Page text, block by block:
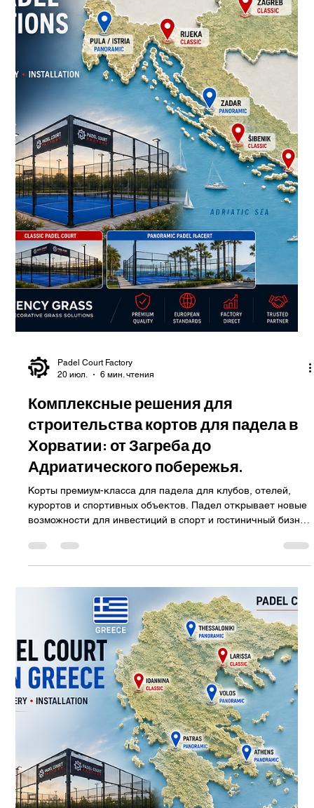
идеальным дополнением к современным развлекательным
объектам. Независимо от того, строите ли вы не
Padel Court Factory
Комплексные решения для
строительства кортов для падела в
Албании: от Тираны до
Адриатического побережья.
Профессиональные корты для падела для клубов, отелей,
курортов и спортивных объектов. Падел открывает новые
возможности для инвестиций в спорт, гостиничный бизнес
и недвижимость по всей Албании . По мере развития
современных концепций спорта и отдыха,
профессиональные объекты для игры в падел могут стать
привлекательной инвестиционной возможностью для
частных клубов, отелей, курортов, жилых комплексов и
спортивных центров. От быстро развивающейся столицы
Тираны до адриатическ